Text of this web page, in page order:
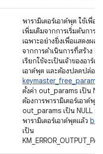
พารามิเตอร์เอาต์พุต ใช้เพื่อ
เพิ่มเติมจากการเริ่มต้นการด
เฉพาะอย่างยิ่งเพื่อแสดงผล
จากการดำเนินการที่สร้าง
เรียกใช้จะเป็นเจ้าของอาร์เร
เอาต์พุต และต้องปลดปล่อย
ตั้งค่า out_params เป็น
ต้องการพารามิเตอร์เอาต์พุต
out_params เป็น NULL แล
พารามิเตอร์เอาต์พุตแล้ว
เป็น